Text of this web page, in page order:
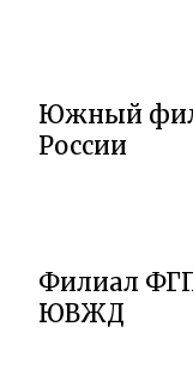
Южный
России
Филиал
ЮВЖД